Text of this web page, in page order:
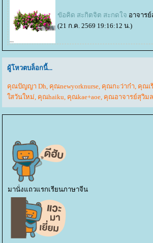
ขัอคิด สะกิตจิต สะกดใจ อาจาร
(21 ก.ค. 2569 19:16:12 น.)
ผู้โหวตบล็อกนี้...
คุณปัญญา Dh, คุณnewyorknurse, คุณกะว่าก๋า, คุณเ
สวันใหม่, คุณhaiku, คุณkae+aoe, คุณอาจารย์สุวิมล
มานั่งแถวแรกเรียนภาษาจีน